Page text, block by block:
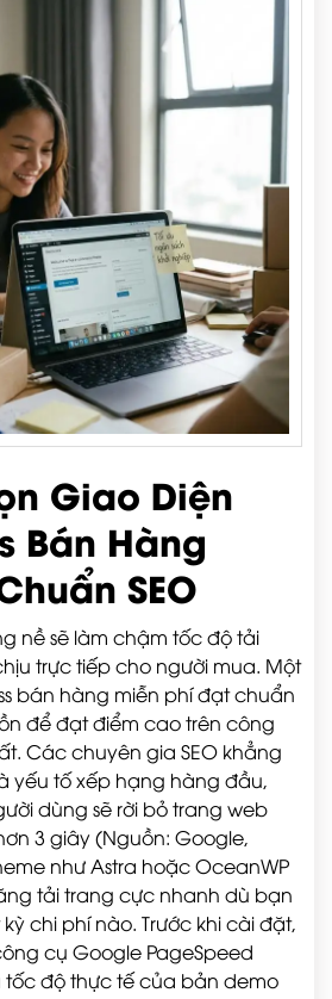
Giao Diện
Bán Hàng
SEO
nề sẽ làm chậm tốc độ tải
trực tiếp cho người mua. Một
bán hàng miễn phí đạt chuẩn
để đạt điểm cao trên công
Các chuyên gia SEO khẳng
yếu tố xếp hạng hàng đầu,
dùng sẽ rời bỏ trang web
3 giây (Nguồn: Google,
như Astra hoặc OceanWP
tải trang cực nhanh dù bạn
chi phí nào. Trước khi cài đặt,
cụ Google PageSpeed
tốc độ thực tế của bản demo